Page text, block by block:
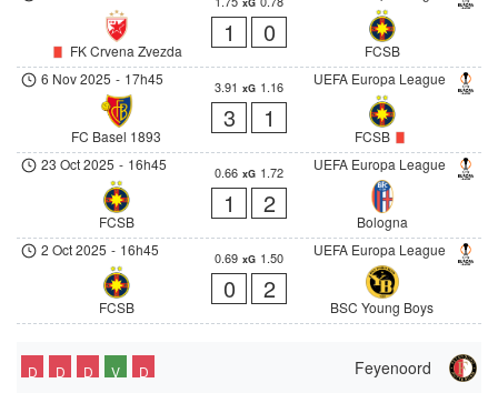
FK Crvena Zvezda
xG
1 0
FCSB
UEFA Europa League
6 Nov 2025 - 17h45
FC Basel 1893
3.91 xG 1.16
3 1
FCSB
UEFA Europa League
23 Oct 2025 - 16h45
FCSB
0.66 xG 1.72
1 2
Bologna
UEFA Europa League
2 Oct 2025 - 16h45
FCSB
0.69 xG 1.50
0 2
BSC Young Boys
Feyenoord
D D D V D